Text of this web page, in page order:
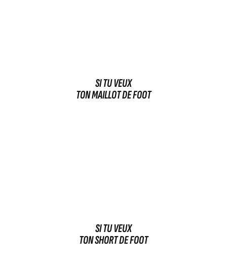
SI TU VEUX
TON MAILLOT DE FOOT
SI TU VEUX
TON SHORT DE FOOT